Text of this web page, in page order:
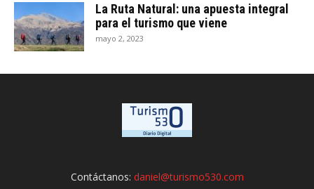
La Ruta Natural: una apuesta integral
para el turismo que viene
mayo 2, 2023
Contáctanos: daniel@turismo530.com